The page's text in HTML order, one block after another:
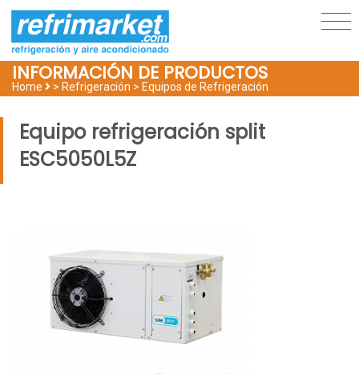
INFORMACIÓN DE PRODUCTOS
Home > Refrigeración > Equipos de Refrigeración
Equipo refrigeración split
ESC5050L5Z